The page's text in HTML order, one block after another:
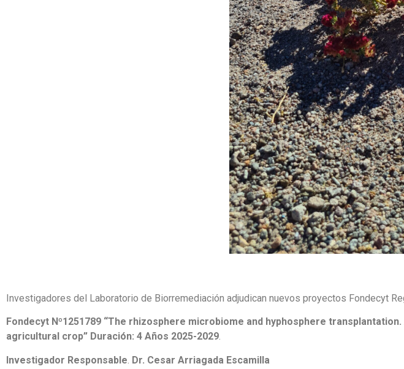
Investigadores del Laboratorio de Biorremediación adjudican nuevos proyectos Fondecyt
Fondecyt Nº1251789 “The rhizosphere microbiome and hyphosphere
agricultural crop” Duración: 4 Años 2025-2029.
Investigador Responsable Dr. Cesar Arriagada Escamilla